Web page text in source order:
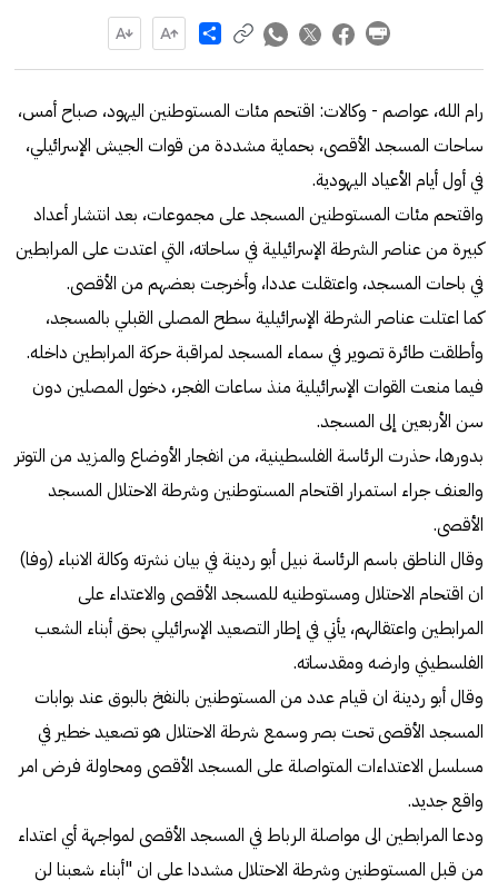
Share
رام الله، عواصم - وكالات: اقتحم مئات المستوطنين اليهود، صباح أمس،
ساحات المسجد الأقصى، بحماية مشددة من قوات الجيش الإسرائيلي،
في أول أيام الأعياد اليهودية.
واقتحم مئات المستوطنين المسجد على مجموعات، بعد انتشار أعداد
كبيرة من عناصر الشرطة الإسرائيلية في ساحاته، التي اعتدت على المرابطين
في باحات المسجد، واعتقلت عددا، وأخرجت بعضهم من الأقصى.
كما اعتلت عناصر الشرطة الإسرائيلية سطح المصلى القبلي بالمسجد،
وأطلقت طائرة تصوير في سماء المسجد لمراقبة حركة المرابطين داخله.
فيما منعت القوات الإسرائيلية منذ ساعات الفجر، دخول المصلين دون
سن الأربعين إلى المسجد.
بدورها، حذرت الرئاسة الفلسطينية، من انفجار الأوضاع والمزيد من التوتر
والعنف جراء استمرار اقتحام المستوطنين وشرطة الاحتلال المسجد
الأقصى.
وقال الناطق باسم الرئاسة نبيل أبو ردينة في بيان نشرته وكالة الانباء (وفا)
ان اقتحام الاحتلال ومستوطنيه للمسجد الأقصى والاعتداء على
المرابطين واعتقالهم، يأتي في إطار التصعيد الإسرائيلي بحق أبناء الشعب
الفلسطيني وارضه ومقدساته.
وقال أبو ردينة ان قيام عدد من المستوطنين بالنفخ بالبوق عند بوابات
المسجد الأقصى تحت بصر وسمع شرطة الاحتلال هو تصعيد خطير في
مسلسل الاعتداءات المتواصلة على المسجد الأقصى ومحاولة فرض امر
واقع جديد.
ودعا المرابطين الى مواصلة الرباط في المسجد الأقصى لمواجهة أي اعتداء
من قبل المستوطنين وشرطة الاحتلال مشددا على ان "أبناء شعبنا لن